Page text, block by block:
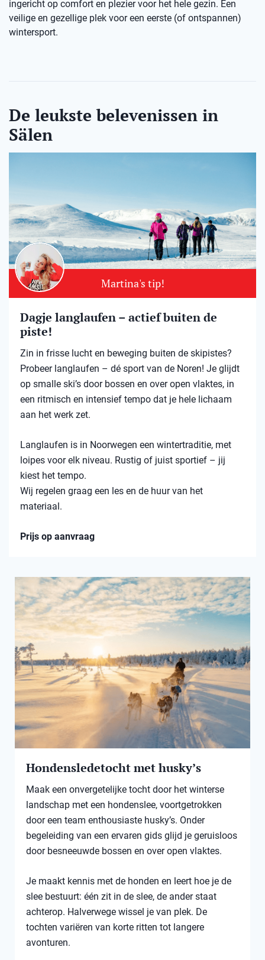
ingericht op comfort en plezier voor het hele gezin. Een
veilige en gezellige plek voor een eerste (of ontspannen)
wintersport.
De leukste belevenissen in
Sälen
Martina's tip!
Dagje langlaufen – actief buiten de
piste!
Zin in frisse lucht en beweging buiten de skipistes?
Probeer langlaufen – dé sport van de Noren! Je glijdt
op smalle ski’s door bossen en over open vlaktes, in
een ritmisch en intensief tempo dat je hele lichaam
aan het werk zet.
Langlaufen is in Noorwegen een wintertraditie, met
loipes voor elk niveau. Rustig of juist sportief – jij
kiest het tempo.
Wij regelen graag een les en de huur van het
materiaal.
Prijs op aanvraag
Hondensledetocht met husky’s
Maak een onvergetelijke tocht door het winterse
landschap met een hondenslee, voortgetrokken
door een team enthousiaste husky’s. Onder
begeleiding van een ervaren gids glijd je geruisloos
door besneeuwde bossen en over open vlaktes.
Je maakt kennis met de honden en leert hoe je de
slee bestuurt: één zit in de slee, de ander staat
achterop. Halverwege wissel je van plek. De
tochten variëren van korte ritten tot langere
avonturen.